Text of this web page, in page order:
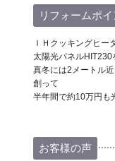
リフォームポイ
ＩＨクッキングヒー
太陽光パネルHIT230
真冬には2メートル
創って
半年間で約10万円も
お客様の声